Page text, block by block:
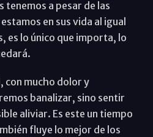
tenemos a pesar de las
en sus vida al igual
es lo único que importa, lo
con mucho dolor y
banalizar, sino sentir
aliviar. Es este un tiempo
fluye lo mejor de los